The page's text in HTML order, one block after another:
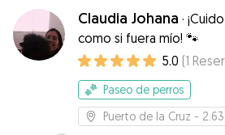
enviándonos fotos y
Teresa le gustan los animales y disfruta estando
con ellos.Sin ninguna
mascota con ella.Muy
experiencia y nos ha
tranquilidad.Recomiendo
Claudia Johana ·
como si fuera mío! 🐾
5.0 (1
Paseo de perros
Puerto de la Cruz -